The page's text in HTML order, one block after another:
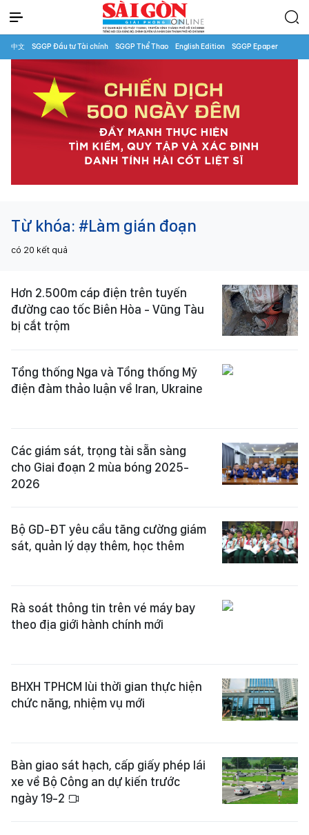
中文 SGGP Đầu tư Tài chính SGGP Thể Thao English Edition SGGP Epaper
Từ khóa: #Làm gián đoạn
có 20 kết quả
Hơn 2.500m cáp điện trên tuyến
đường cao tốc Biên Hòa - Vũng Tàu
bị cắt trộm
Tổng thống Nga và Tổng thống Mỹ
điện đàm thảo luận về Iran, Ukraine
Các giám sát, trọng tài sẵn sàng
cho Giai đoạn 2 mùa bóng 2025-
2026
Bộ GD-ĐT yêu cầu tăng cường giám
sát, quản lý dạy thêm, học thêm
Rà soát thông tin trên vé máy bay
theo địa giới hành chính mới
BHXH TPHCM lùi thời gian thực hiện
chức năng, nhiệm vụ mới
Bàn giao sát hạch, cấp giấy phép lái
xe về Bộ Công an dự kiến trước
ngày 19-2